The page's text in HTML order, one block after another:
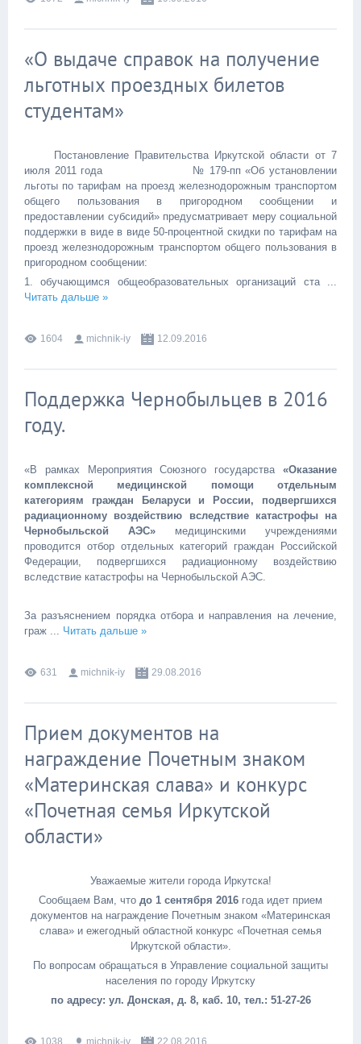
«О выдаче справок на получение
льготных проездных билетов
студентам»
Постановление Правительства Иркутской области от 7
июля 2011 года № 179-пп «Об установлении
льготы по тарифам на проезд железнодорожным транспортом
общего пользования в пригородном сообщении и
предоставлении субсидий» предусматривает меру социальной
поддержки в виде в виде 50-процентной скидки по тарифам на
проезд железнодорожным транспортом общего пользования в
пригородном сообщении:
1. обучающимся общеобразовательных организаций ста ...
Читать дальше »
1604 michnik-iy 12.09.2016
Поддержка Чернобыльцев в 2016
году.
«В рамках Мероприятия Союзного государства «Оказание
комплексной медицинской помощи отдельным
категориям граждан Беларуси и России, подвергшихся
радиационному воздействию вследствие катастрофы на
Чернобыльской АЭС» медицинскими учреждениями
проводится отбор отдельных категорий граждан Российской
Федерации, подвергшихся радиационному воздействию
вследствие катастрофы на Чернобыльской АЭС.
За разъяснением порядка отбора и направления на лечение,
граж ... Читать дальше »
631 michnik-iy 29.08.2016
Прием документов на
награждение Почетным знаком
«Материнская слава» и конкурс
«Почетная семья Иркутской
области»
Уважаемые жители города Иркутска!
Сообщаем Вам, что до 1 сентября 2016 года идет прием
документов на награждение Почетным знаком «Материнская
слава» и ежегодный областной конкурс «Почетная семья
Иркутской области».
По вопросам обращаться в Управление социальной защиты
населения по городу Иркутску
по адресу: ул. Донская, д. 8, каб. 10, тел.: 51-27-26
1038 michnik-iy 22.08.2016